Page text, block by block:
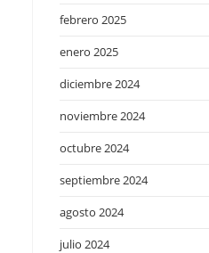
febrero 2025
enero 2025
diciembre 2024
noviembre 2024
octubre 2024
septiembre 2024
agosto 2024
julio 2024